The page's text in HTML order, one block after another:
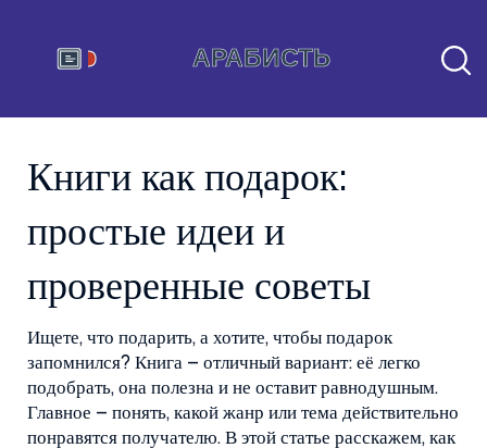
Книги как подарок:
простые идеи и
проверенные советы
Ищете, что подарить, а хотите, чтобы подарок
запомнился? Книга – отличный вариант: её легко
подобрать, она полезна и не оставит равнодушным.
Главное – понять, какой жанр или тема действительно
понравятся получателю. В этой статье расскажем, как